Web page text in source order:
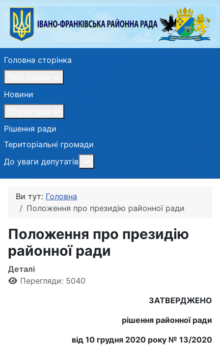
Головна сторінка
Новини
Рішення ради
Територіальні громади
До уваги депутатів
Ви тут: Головна
Положення про президію районної ради
Положення про президію
районної ради
Деталі
Перегляди: 5040
ЗАТВЕРДЖЕНО
рішення районної ради
від 10 грудня 2020 року № 13/2020